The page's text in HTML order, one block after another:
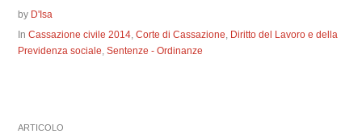
by D'Isa
InCassazione civile 2014,Corte di Cassazione, Diritto del Lavoro e della
Previdenza sociale,Sentenze - Ordinanze
ARTICOLO